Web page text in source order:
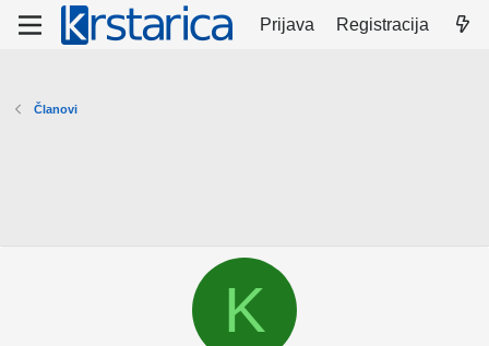
Prijava Registracija
Članovi
K